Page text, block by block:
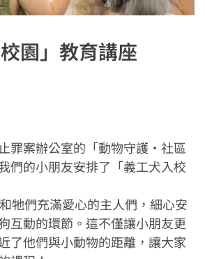
校園」教育講座
罪案辦公室的「動物守護·社區
們的小朋友安排了「義工犬入校
牠們充滿愛心的主人們，細心安
互動的環節。這不僅讓小朋友更
了他們與小動物的距離，讓大家